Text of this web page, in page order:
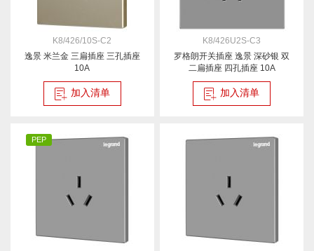
K8/426/10S-C2
逸景 米兰金 三扁插座 三孔插座
10A
加入清单
K8/426U2S-C3
罗格朗开关插座 逸景 深砂银 双
二扁插座 四孔插座 10A
加入清单
PEP